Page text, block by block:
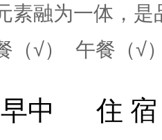
素融为一体，
（√） 午餐（
早中 住